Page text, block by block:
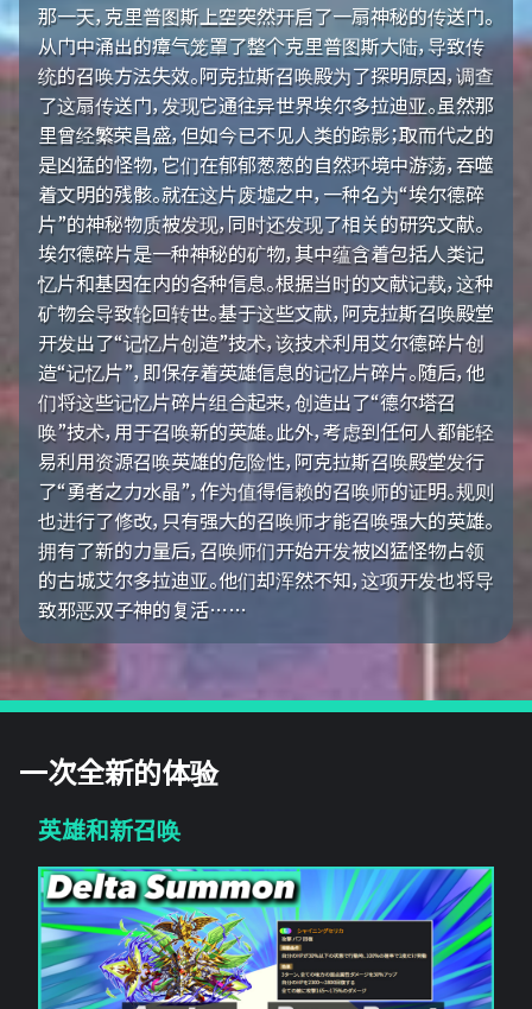
那一天，克里普图斯上空突然开启了一扇神秘的传送门。
从门中涌出的瘴气笼罩了整个克里普图斯大陆，导致传
统的召唤方法失效。阿克拉斯召唤殿为了探明原因，调查
了这扇传送门，发现它通往异世界埃尔多拉迪亚。虽然那
里曾经繁荣昌盛，但如今已不见人类的踪影；取而代之的
是凶猛的怪物，它们在郁郁葱葱的自然环境中游荡，吞噬
着文明的残骸。就在这片废墟之中，一种名为“埃尔德碎
片”的神秘物质被发现，同时还发现了相关的研究文献。
埃尔德碎片是一种神秘的矿物，其中蕴含着包括人类记
忆片和基因在内的各种信息。根据当时的文献记载，这种
矿物会导致轮回转世。基于这些文献，阿克拉斯召唤殿堂
开发出了“记忆片创造”技术，该技术利用艾尔德碎片创
造“记忆片”，即保存着英雄信息的记忆片碎片。随后，他
们将这些记忆片碎片组合起来，创造出了“德尔塔召
唤”技术，用于召唤新的英雄。此外，考虑到任何人都能轻
易利用资源召唤英雄的危险性，阿克拉斯召唤殿堂发行
了“勇者之力水晶”，作为值得信赖的召唤师的证明。规则
也进行了修改，只有强大的召唤师才能召唤强大的英雄。
拥有了新的力量后，召唤师们开始开发被凶猛怪物占领
的古城艾尔多拉迪亚。他们却浑然不知，这项开发也将导
致邪恶双子神的复活……
一次全新的体验
英雄和新召唤